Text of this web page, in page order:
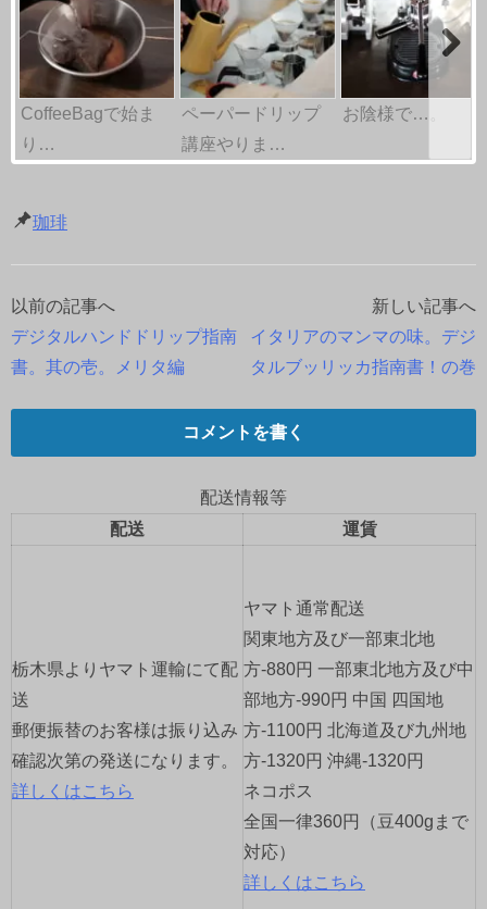
CoffeeBagで始ま
り…
ペーパードリップ
講座やりま…
お陰様で…。
珈琲
投
稿
ナ
ビ
ー
ン
以前の記事へ
デジタルハンドドリップ指南
書。其の壱。メリタ編
新しい記事へ
イタリアのマンマの味。デジ
タルブッリッカ指南書！の巻
コメントを書く
配送情報等
配送
運賃
栃木県よりヤマト運輸にて配
送
郵便振替のお客様は振り込み
確認次第の発送になります。
詳しくはこちら
ヤマト通常配送
関東地方及び一部東北地
方-880円 一部東北地方及び中
部地方-990円 中国 四国地
方-1100円 北海道及び九州地
方-1320円 沖縄-1320円
ネコポス
全国一律360円（豆400gまで
対応）
詳しくはこちら